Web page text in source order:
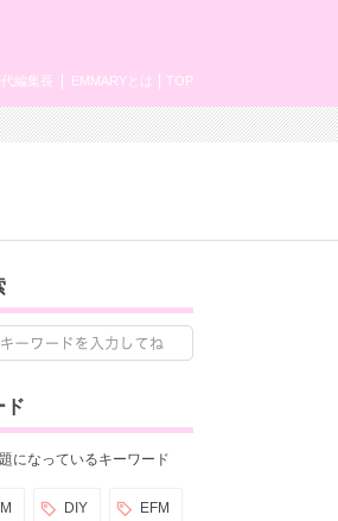
TOP
EMMARYとは
代編集長
ド
になっているキーワード
DIY EFM